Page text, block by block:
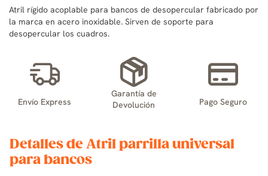
Atril rígido acoplable para bancos de desopercular fabricado por
la marca en acero inoxidable. Sirven de soporte para
desopercular los cuadros.
Envío Express
Garantía de
Devolución
Pago Seguro
Detalles de Atril parrilla universal
para bancos